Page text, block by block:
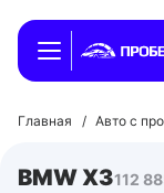
Главная / Авто с
BMW X3112